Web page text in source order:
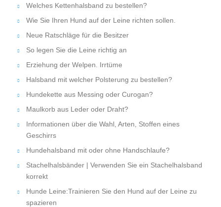
Welches Kettenhalsband zu bestellen?
Wie Sie Ihren Hund auf der Leine richten sollen.
Neue Ratschläge für die Besitzer
So legen Sie die Leine richtig an
Erziehung der Welpen. Irrtüme
Halsband mit welcher Polsterung zu bestellen?
Hundekette aus Messing oder Curogan?
Maulkorb aus Leder oder Draht?
Informationen über die Wahl, Arten, Stoffen eines
Geschirrs
Hundehalsband mit oder ohne Handschlaufe?
Stachelhalsbänder | Verwenden Sie ein Stachelhalsband
korrekt
Hunde Leine:Trainieren Sie den Hund auf der Leine zu
spazieren